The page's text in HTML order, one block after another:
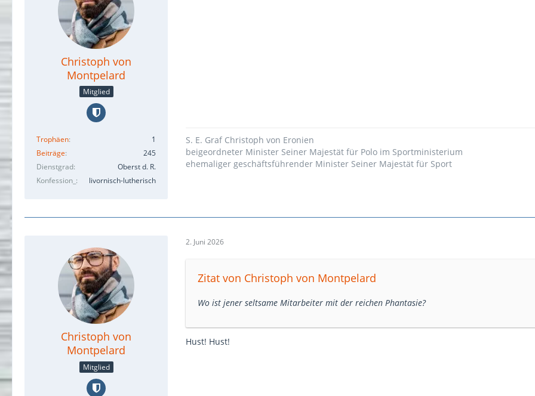
Christoph von
Montpelard
Mitglied
Trophäen
1
Beiträge
245
Dienstgrad
Oberst d. R.
Konfession_
livornisch-lutherisch
S. E. Graf Christoph von Eronien
beigeordneter Minister Seiner Majestät für Polo im Sportministerium
ehemaliger geschäftsführender Minister Seiner Majestät für Sport
Christoph von
Montpelard
Mitglied
2. Juni 2026
Zitat von Christoph von Montpelard
Wo ist jener seltsame Mitarbeiter mit der reichen Phantasie?
Hust! Hust!